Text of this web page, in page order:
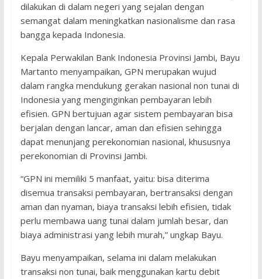
dilakukan di dalam negeri yang sejalan dengan
semangat dalam meningkatkan nasionalisme dan rasa
bangga kepada Indonesia.
Kepala Perwakilan Bank Indonesia Provinsi Jambi, Bayu
Martanto menyampaikan, GPN merupakan wujud
dalam rangka mendukung gerakan nasional non tunai di
Indonesia yang menginginkan pembayaran lebih
efisien. GPN bertujuan agar sistem pembayaran bisa
berjalan dengan lancar, aman dan efisien sehingga
dapat menunjang perekonomian nasional, khususnya
perekonomian di Provinsi Jambi.
“GPN ini memiliki 5 manfaat, yaitu: bisa diterima
disemua transaksi pembayaran, bertransaksi dengan
aman dan nyaman, biaya transaksi lebih efisien, tidak
perlu membawa uang tunai dalam jumlah besar, dan
biaya administrasi yang lebih murah,” ungkap Bayu.
Bayu menyampaikan, selama ini dalam melakukan
transaksi non tunai, baik menggunakan kartu debit